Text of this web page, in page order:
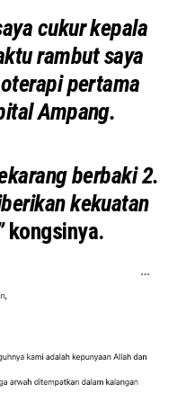
cukur kepala
rambut saya
pertama
Ampang.
berbaki 2.
kekuatan
kongsinya.